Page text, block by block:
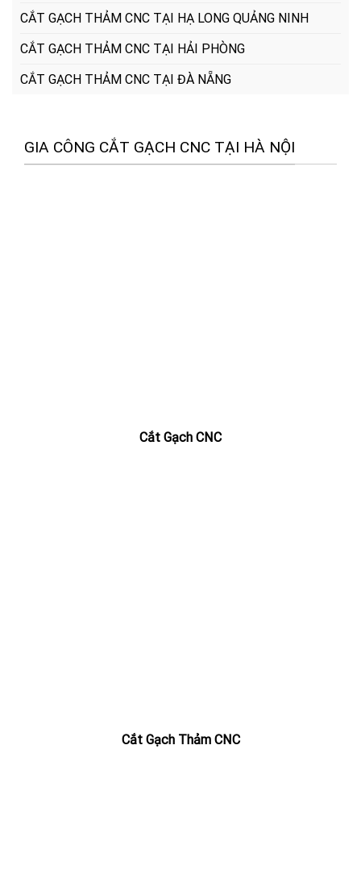
CẮT GẠCH THẢM CNC TẠI HẠ LONG QUẢNG NINH
CẮT GẠCH THẢM CNC TẠI HẢI PHÒNG
CẮT GẠCH THẢM CNC TẠI ĐÀ NẴNG
GIA CÔNG CẮT GẠCH CNC TẠI HÀ NỘI
Cắt Gạch CNC
Cắt Gạch Thảm CNC